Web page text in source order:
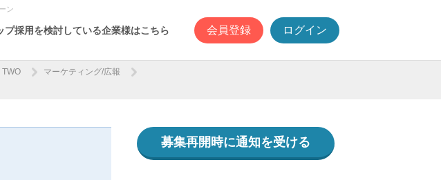
ン
プ採用を検討している企業様はこちら 会員登録 ログイン
マーケティング/広報
募集再開時に通知を受ける